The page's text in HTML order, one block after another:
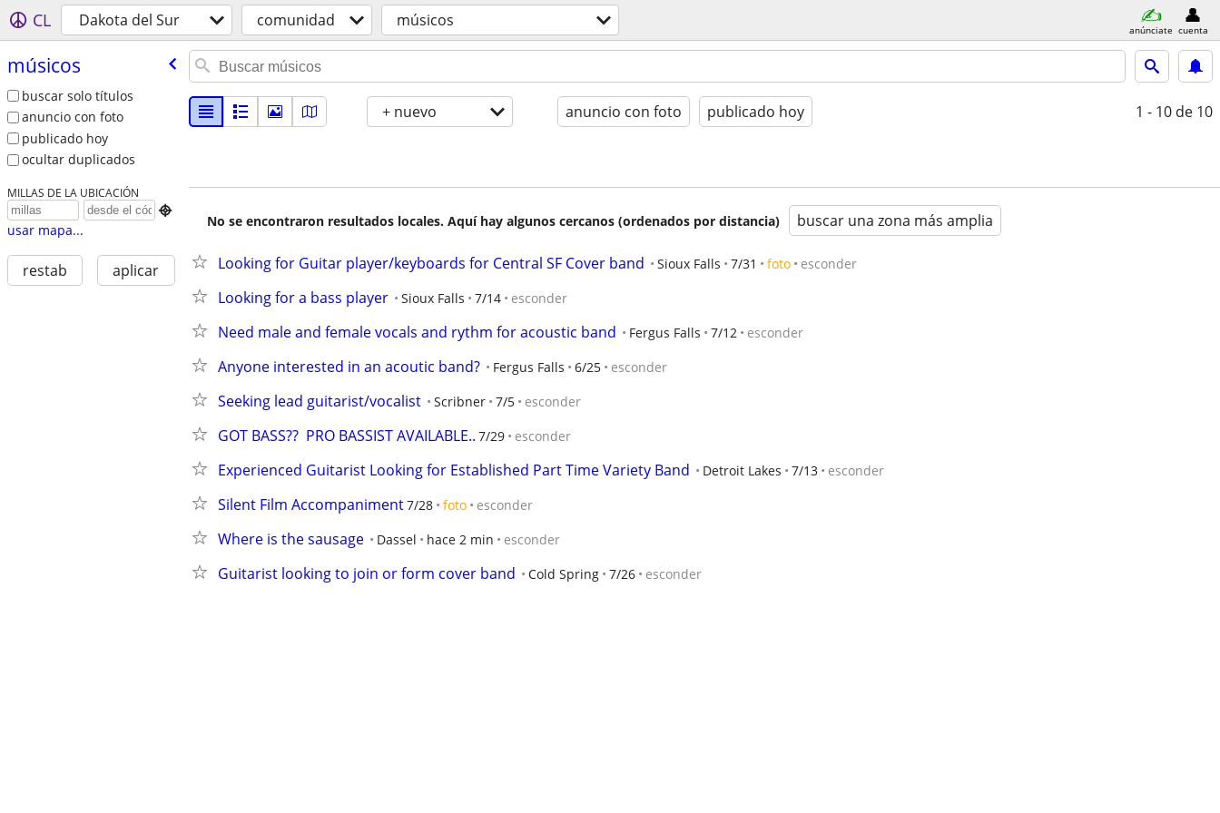
CL Dakota del Sur comunidad músicos anúnciate cuenta
músicos
buscar solo títulos
anuncio con foto
publicado hoy
ocultar duplicados
MILLAS DE LA UBICACIÓN

usar mapa...
restab aplicar
+ nuevo anuncio con foto publicado hoy 1 - 10 de 10
No se encontraron resultados locales. Aquí hay algunos cercanos (ordenados por distancia) buscar una zona más amplia
Looking for Guitar player/keyboards for Central SF Cover band Sioux Falls 7/31 foto esconder
Looking for a bass player Sioux Falls 7/14 esconder
Need male and female vocals and rythm for acoustic band Fergus Falls 7/12 esconder
Anyone interested in an acoutic band? Fergus Falls 6/25 esconder
Seeking lead guitarist/vocalist Scribner 7/5 esconder
GOT BASS??  PRO BASSIST AVAILABLE.. 7/29 esconder
Experienced Guitarist Looking for Established Part Time Variety Band Detroit Lakes 7/13 esconder
Silent Film Accompaniment7/28 foto esconder
Where is the sausage Dassel hace 2 min esconder
Guitarist looking to join or form cover band Cold Spring 7/26 esconder